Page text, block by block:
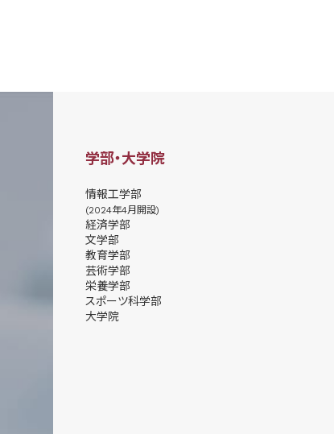
学部・大学院
情報工学部
(2024年4月開設)
経済学部
文学部
教育学部
芸術学部
栄養学部
スポーツ科学部
大学院